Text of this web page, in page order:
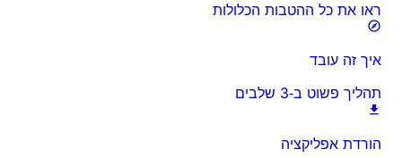
ראו את כל ההטבות הכלולות
איך זה עובד
תהליך פשוט ב‑3 שלבים
הורדת אפליקציה